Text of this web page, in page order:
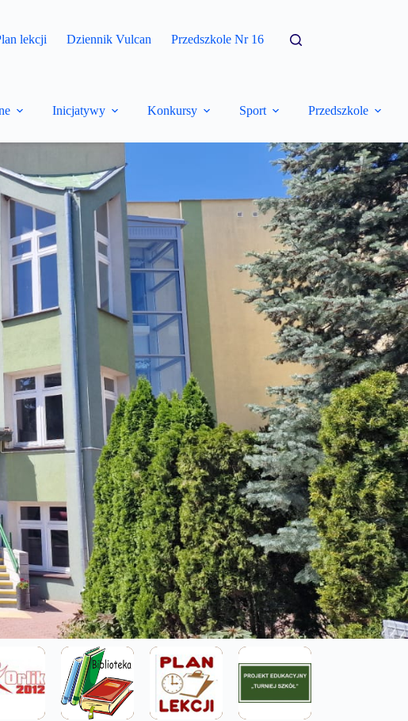
lekcji Dziennik Vulcan Przedszkole Nr 16
Inicjatywy Konkursy Sport Przedszkole